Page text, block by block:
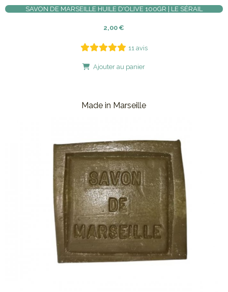
SAVON DE MARSEILLE HUILE D'OLIVE 100GR | LE SÉRAIL
2,00 €
11 avis
Ajouter au panier
Made in Marseille